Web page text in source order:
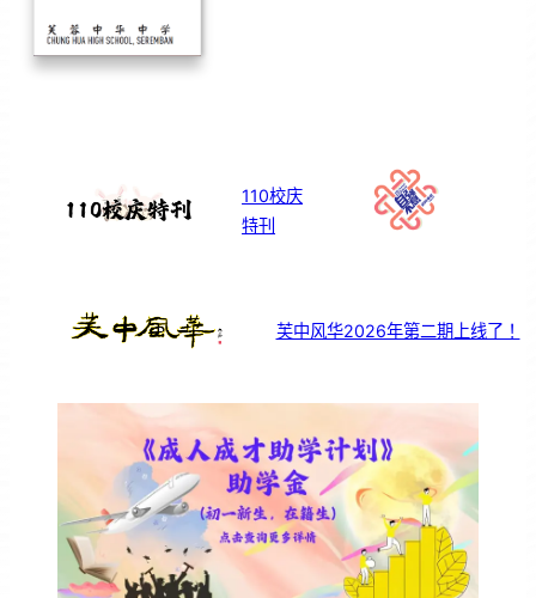
110校庆
特刊
芙中风华2026年第二期上线了！